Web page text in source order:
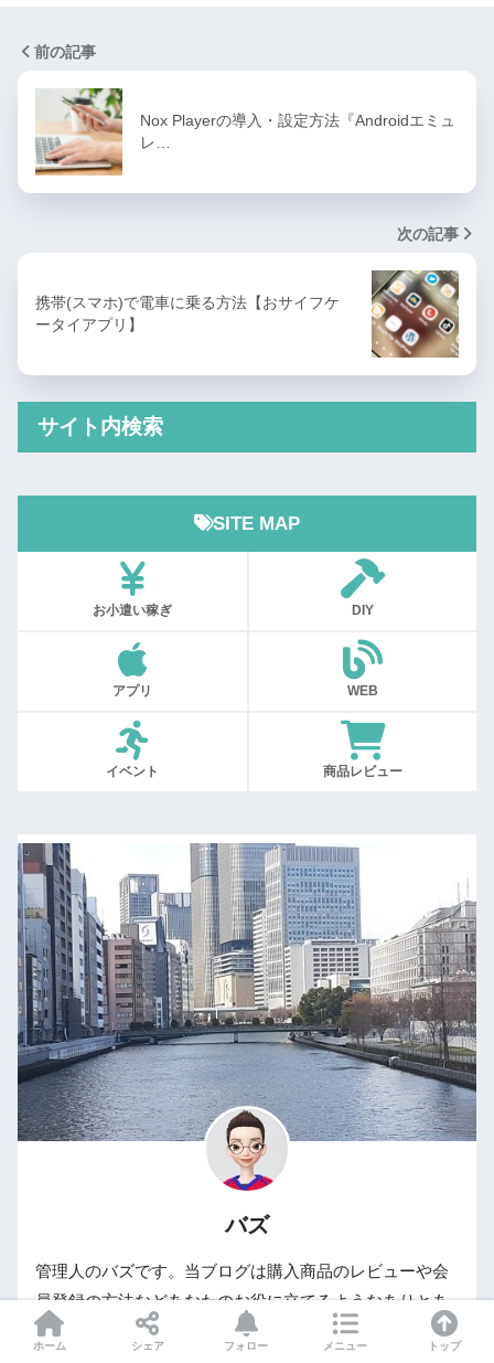
前の記事
Nox Playerの導入・設定方法『Androidエミュ
レ…
次の記事
携帯(スマホ)で電車に乗る方法【おサイフケ
ータイアプリ】
サイト内検索
SITE MAP
お小遣い稼ぎ DIY
アプリ WEB
イベント 商品レビュー
バズ
管理人のバズです。当ブログは購入商品のレビューや会
員登録の方法などあなたのお役に立てるようなありとあ
らゆる情報を発信していきます。
ホーム シェア フォロー メニュー トップ